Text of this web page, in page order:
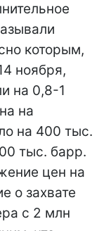
которым,
ноября,
на 0,8-1
на
на 400 тыс.
тыс. барр.
цен на
о захвате
с 2 млн